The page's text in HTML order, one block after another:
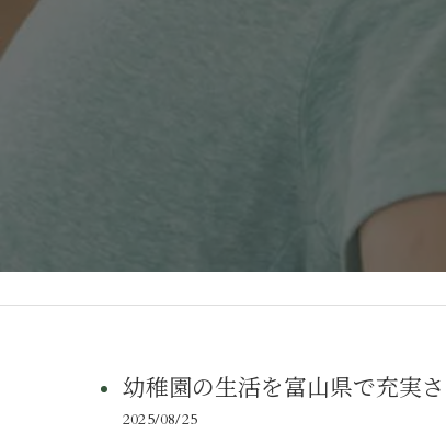
幼稚園の生活を富山県で充実
2025/08/25